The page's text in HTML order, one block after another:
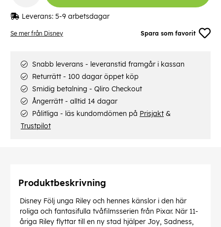
Se mer från Disney Spara som favorit
Leverans: 5-9 arbetsdagar
Snabb leverans - leveranstid framgår i kassan
Returrätt - 100 dagar öppet köp
Smidig betalning - Qliro Checkout
Ångerrätt - alltid 14 dagar
Pålitliga - läs kundomdömen på Prisjakt &
Trustpilot
Produktbeskrivning
Disney Följ unga Riley och hennes känslor i den här
roliga och fantasifulla tvåfilmsserien från Pixar. När 11-
åriga Riley flyttar till en ny stad hjälper Joy, Sadness,